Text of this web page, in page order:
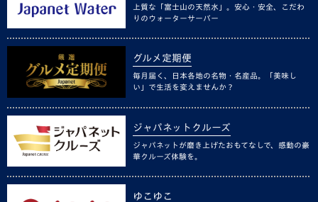
上質な「富士山の天然水」。安心・安全、こだわ
りのウォーターサーバー
グルメ定期便
毎月届く、日本各地の名物・名産品。「美味し
い」で生活を変えませんか？
ジャパネットクルーズ
ジャパネットが磨き上げたおもてなしで、感動の豪
華クルーズ体験を。
ゆこゆこ